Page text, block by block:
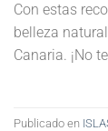
Con estas
belleza
Canaria. ¡No
Publicado en